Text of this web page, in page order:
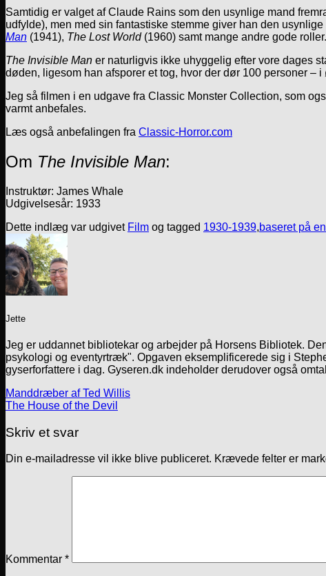
Samtidig er valget af Claude Rains som den usynlige mand
udfylde), men med sin fantastiske stemme giver han den
Man (1941), The Lost World(1960) samt mange andre gode roller.
The Invisible Man er naturligvis ikke uhyggelig efter vore dages
døden, ligesom han afsporer et tog, hvor der dør 100 personer –
Jeg så filmen i en udgave fra Classic Monster Collection, som
varmt anbefales.
Læs også anbefalingen fra Classic-Horror.com
Om The Invisible Man:
Instruktør: James Whale
Udgivelsesår: 1933
Dette indlæg var udgivet Film og tagged 1930-1939,baseret på
Jette
Jeg er uddannet bibliotekar og arbejder på Horsens Bibliotek.
psykologi og eventyrtræk". Opgaven eksemplificerede sig i
gyserforfattere i dag. Gyseren.dk indeholder derudover også
Manddræber af Ted Willis
The House of the Devil
Skriv et svar
Din e-mailadresse vil ikke blive publiceret. Krævede felter er
Kommentar *